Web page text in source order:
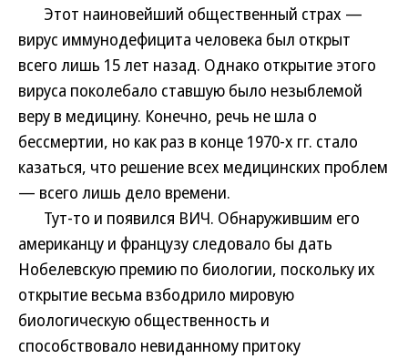
Этот наиновейший общественный страх —
вирус иммунодефицита человека был открыт
всего лишь 15 лет назад. Однако открытие этого
вируса поколебало ставшую было незыблемой
веру в медицину. Конечно, речь не шла о
бессмертии, но как раз в конце 1970-х гг. стало
казаться, что решение всех медицинских проблем
— всего лишь дело времени.
Тут-то и появился ВИЧ. Обнаружившим его
американцу и французу следовало бы дать
Нобелевскую премию по биологии, поскольку их
открытие весьма взбодрило мировую
биологическую общественность и
способствовало невиданному притоку